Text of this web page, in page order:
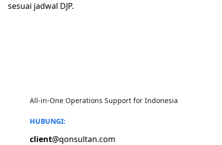
sesuai jadwal DJP.
All-in-One Operations Support for Indonesia
HUBUNGI:
client@qonsultan.com